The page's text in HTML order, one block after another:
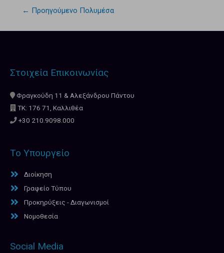
← Προηγούμενο Πολυμέσα
Στοιχεία Επικοινωνίας
Φραγκούδη 11 & Αλεξάνδρου Πάντου
ΤΚ: 176 71, Καλλιθέα
+30 210.9098.000
Το Υπουργείο
Διοίκηση
Γραφείο Τύπου
Προκηρύξεις - Διαγωνισμοί
Νομοθεσία
Social Media